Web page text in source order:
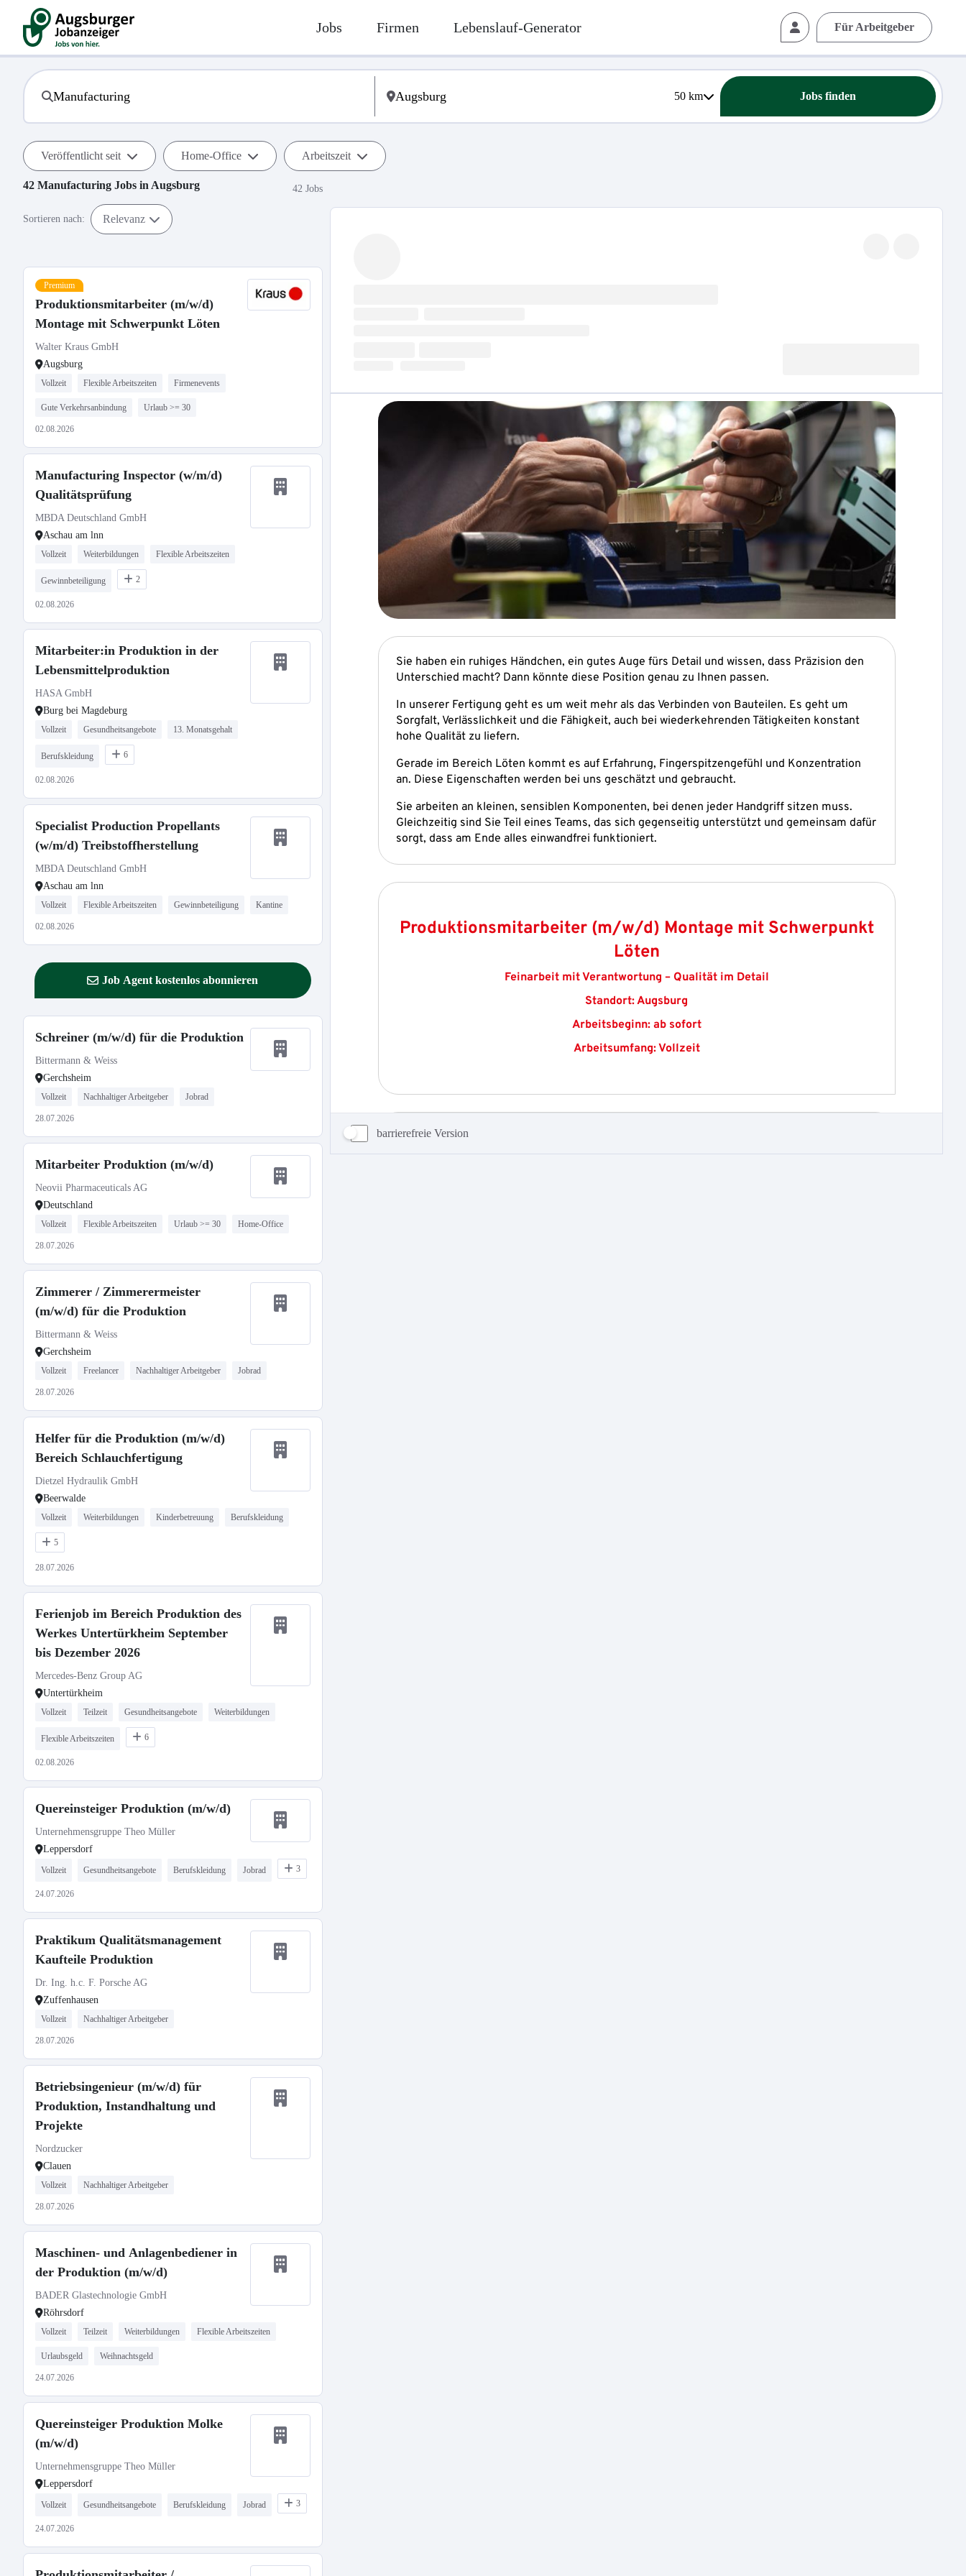
Jobs Firmen Lebenslauf-Generator Für Arbeitgeber
50km Jobs finden
Veröffentlicht seit Home-Office Arbeitszeit
42 Manufacturing Jobs in Augsburg 42 Jobs
Sortieren nach: Relevanz
Premium
Produktionsmitarbeiter (m/w/d)
Montage mit Schwerpunkt Löten
Walter Kraus GmbH
Augsburg
Vollzeit Flexible Arbeitszeiten Firmenevents
Gute Verkehrsanbindung Urlaub >= 30
02.08.2026
Manufacturing Inspector (w/m/d)
Qualitätsprüfung
MBDA Deutschland GmbH
Aschau am lnn
Vollzeit Weiterbildungen Flexible Arbeitszeiten
Gewinnbeteiligung 2
02.08.2026
Mitarbeiter:in Produktion in der
Lebensmittelproduktion
HASA GmbH
Burg bei Magdeburg
Vollzeit Gesundheitsangebote 13. Monatsgehalt
Berufskleidung 6
02.08.2026
Specialist Production Propellants
(w/m/d) Treibstoffherstellung
MBDA Deutschland GmbH
Aschau am lnn
Vollzeit Flexible Arbeitszeiten Gewinnbeteiligung Kantine
02.08.2026
Job Agent kostenlos abonnieren
Schreiner (m/w/d) für die Produktion
Bittermann & Weiss
Gerchsheim
Vollzeit Nachhaltiger Arbeitgeber Jobrad
28.07.2026
Mitarbeiter Produktion (m/w/d)
Neovii Pharmaceuticals AG
Deutschland
Vollzeit Flexible Arbeitszeiten Urlaub >= 30 Home-Office
28.07.2026
Zimmerer / Zimmerermeister
(m/w/d) für die Produktion
Bittermann & Weiss
Gerchsheim
Vollzeit Freelancer Nachhaltiger Arbeitgeber Jobrad
28.07.2026
Helfer für die Produktion (m/w/d)
Bereich Schlauchfertigung
Dietzel Hydraulik GmbH
Beerwalde
Vollzeit Weiterbildungen Kinderbetreuung Berufskleidung
5
28.07.2026
Ferienjob im Bereich Produktion des
Werkes Untertürkheim September
bis Dezember 2026
Mercedes-Benz Group AG
Untertürkheim
Vollzeit Teilzeit Gesundheitsangebote Weiterbildungen
Flexible Arbeitszeiten 6
02.08.2026
Quereinsteiger Produktion (m/w/d)
Unternehmensgruppe Theo Müller
Leppersdorf
Vollzeit Gesundheitsangebote Berufskleidung Jobrad 3
24.07.2026
Praktikum Qualitätsmanagement
Kaufteile Produktion
Dr. Ing. h.c. F. Porsche AG
Zuffenhausen
Vollzeit Nachhaltiger Arbeitgeber
28.07.2026
Betriebsingenieur (m/w/d) für
Produktion, Instandhaltung und
Projekte
Nordzucker
Clauen
Vollzeit Nachhaltiger Arbeitgeber
28.07.2026
Maschinen- und Anlagenbediener in
der Produktion (m/w/d)
BADER Glastechnologie GmbH
Röhrsdorf
Vollzeit Teilzeit Weiterbildungen Flexible Arbeitszeiten
Urlaubsgeld Weihnachtsgeld
24.07.2026
Quereinsteiger Produktion Molke
(m/w/d)
Unternehmensgruppe Theo Müller
Leppersdorf
Vollzeit Gesundheitsangebote Berufskleidung Jobrad 3
24.07.2026
barrierefreie Version